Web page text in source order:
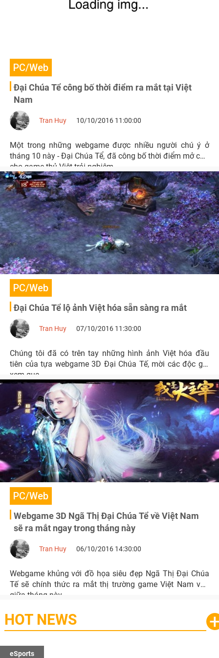
PC/Web
Đại Chúa Tể công bố thời điểm ra mắt tại Việt
Nam
Tran Huy 10/10/2016 11:00:00
Một trong những webgame được nhiều người chú ý ở
tháng 10 này - Đại Chúa Tể, đã công bố thời điểm mở cửa
cho game thủ Việt trải nghiệm.
PC/Web
Đại Chúa Tể lộ ảnh Việt hóa sẵn sàng ra mắt
Tran Huy 07/10/2016 11:30:00
Chúng tôi đã có trên tay những hình ảnh Việt hóa đầu
tiên của tựa webgame 3D Đại Chúa Tế, mời các độc giả
xem qua.
PC/Web
Webgame 3D Ngã Thị Đại Chúa Tể về Việt Nam
sẽ ra mắt ngay trong tháng này
Tran Huy 06/10/2016 14:30:00
Webgame khủng với đồ họa siêu đẹp Ngã Thị Đại Chúa
Tế sẽ chính thức ra mắt thị trường game Việt Nam vào
giữa tháng này.
HOT NEWS
eSports